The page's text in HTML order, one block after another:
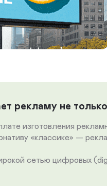
не
изготовления
«классике» —
сетью цифровых